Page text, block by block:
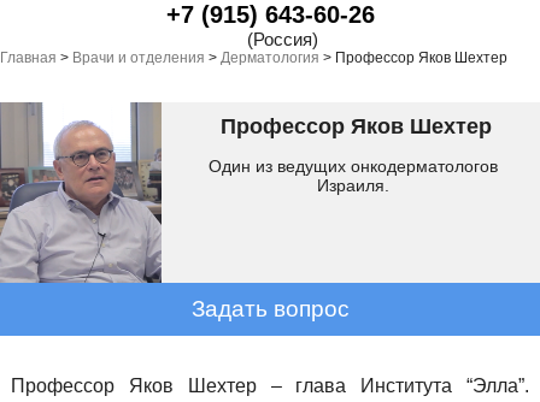
+7 (915) 643-60-26
(Россия)
Главная > Врачи и отделения > Дерматология > Профессор Яков Шехтер
Профессор Яков Шехтер
Один из ведущих онкодерматологов
Израиля.
Задать вопрос
Профессор Яков Шехтер – глава Института “Элла”.